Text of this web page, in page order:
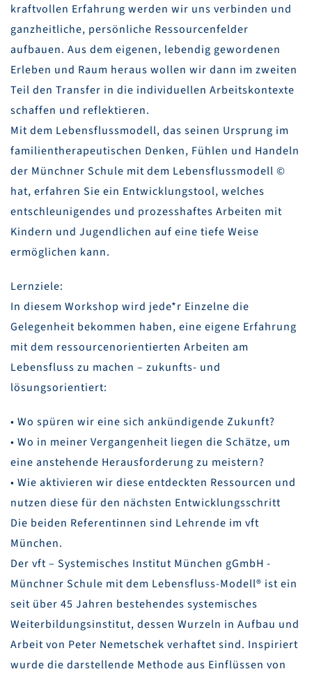
kraftvollen Erfahrung werden wir uns verbinden und
ganzheitliche, persönliche Ressourcenfelder
aufbauen. Aus dem eigenen, lebendig gewordenen
Erleben und Raum heraus wollen wir dann im zweiten
Teil den Transfer in die individuellen Arbeitskontexte
schaffen und reflektieren.
Mit dem Lebensflussmodell, das seinen Ursprung im
familientherapeutischen Denken, Fühlen und Handeln
der Münchner Schule mit dem Lebensflussmodell ©
hat, erfahren Sie ein Entwicklungstool, welches
entschleunigendes und prozesshaftes Arbeiten mit
Kindern und Jugendlichen auf eine tiefe Weise
ermöglichen kann.
Lernziele:
In diesem Workshop wird jede*r Einzelne die
Gelegenheit bekommen haben, eine eigene Erfahrung
mit dem ressourcenorientierten Arbeiten am
Lebensfluss zu machen – zukunfts- und
lösungsorientiert:
• Wo spüren wir eine sich ankündigende Zukunft?
• Wo in meiner Vergangenheit liegen die Schätze, um
eine anstehende Herausforderung zu meistern?
• Wie aktivieren wir diese entdeckten Ressourcen und
nutzen diese für den nächsten Entwicklungsschritt
Die beiden Referentinnen sind Lehrende im vft
München.
Der vft – Systemisches Institut München gGmbH -
Münchner Schule mit dem Lebensfluss-Modell® ist ein
seit über 45 Jahren bestehendes systemisches
Weiterbildungsinstitut, dessen Wurzeln in Aufbau und
Arbeit von Peter Nemetschek verhaftet sind. Inspiriert
wurde die darstellende Methode aus Einflüssen von